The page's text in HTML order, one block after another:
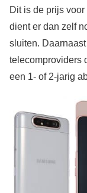
Dit is de prijs
dient er dan zelf
sluiten.
telecomproviders
een 1- of 2-jarig